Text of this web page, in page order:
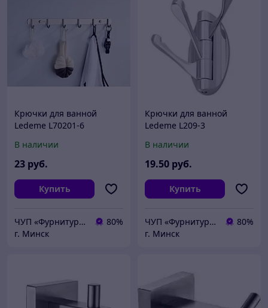
Крючки для ванной
Ledeme L70201-6
В наличии
23 руб.
Купить
ЧУП «Фурнитурка-бай»
80%
г. Минск
Крючки для ванной
Ledeme L209-3
В наличии
19.50 руб.
Купить
ЧУП «Фурнитурка-бай»
80%
г. Минск